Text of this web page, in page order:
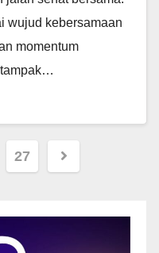
wujud kebersamaan
momentum
tampak…
27